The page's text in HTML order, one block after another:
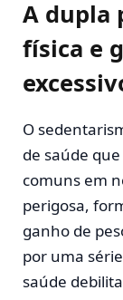
A dupla
física e
O
de saúde
comuns em
perigosa,
ganho de
por uma
saúde